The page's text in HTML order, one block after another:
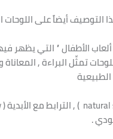
التوصيف أيضاً على اللوحات
الأطفال ” التي يظهر
.